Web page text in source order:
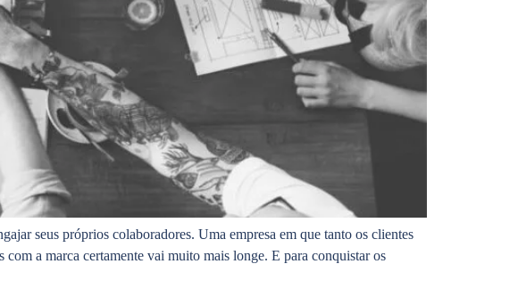
seus próprios colaboradores. Uma empresa em que tanto os clientes
a marca certamente vai muito mais longe. E para conquistar os